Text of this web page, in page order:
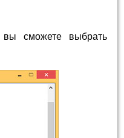
вы сможете выбрать